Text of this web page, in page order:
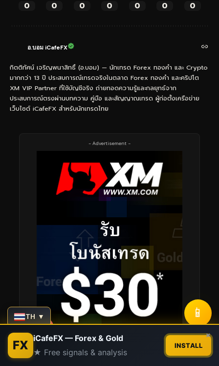
0 0 0 0 0 0 0
อ.บอม iCafeFX
กิตติทัศน์ เจริญพนาสิทธิ์ (อ.บอม) — นักเทรด Forex ทองคำ และ Crypto
มากกว่า 13 ปี ประสบการณ์เทรดจริงในตลาด Forex ทองคำ และคริปโต
XM VIP Partner ที่ใช้บัญชีจริง ถ่ายทอดความรู้และกลยุทธ์จาก
ประสบการณ์ตรงผ่านบทความ คู่มือ และสัญญาณเทรด ผู้ก่อตั้งเครือข่าย
เว็บไซต์ iCafeFX สำหรับนักเทรดไทย
- Advertisement -
TH ▼ 📱
FX iCafeFX — Forex & Gold
★ Free signals & analysis
INSTALL
×
Contact us
Open